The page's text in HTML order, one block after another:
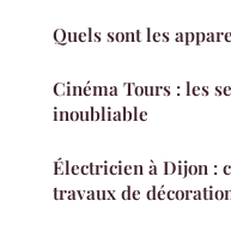
Quels sont les
Cinéma Tours : les
inoubliable
Électricien à Dijon :
travaux de